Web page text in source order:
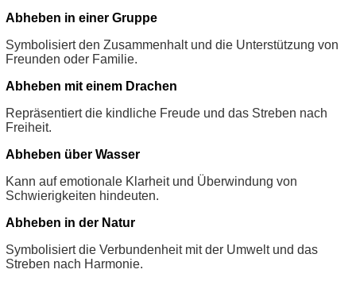
Abheben in einer Gruppe
Symbolisiert den Zusammenhalt und die Unterstützung von
Freunden oder Familie.
Abheben mit einem Drachen
Repräsentiert die kindliche Freude und das Streben nach
Freiheit.
Abheben über Wasser
Kann auf emotionale Klarheit und Überwindung von
Schwierigkeiten hindeuten.
Abheben in der Natur
Symbolisiert die Verbundenheit mit der Umwelt und das
Streben nach Harmonie.